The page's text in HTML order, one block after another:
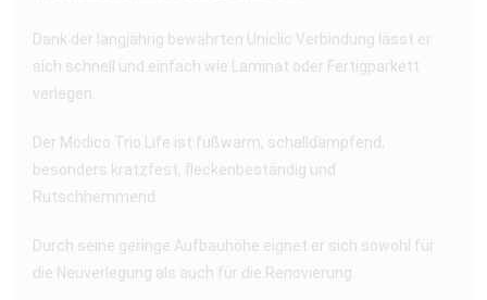
Dank der langjährig bewährten Uniclic Verbindung lässt er
sich schnell und einfach wie Laminat oder Fertigparkett
verlegen.
Der Modico Trio Life ist fußwarm, schalldämpfend,
besonders kratzfest, fleckenbeständig und
Rutschhemmend.
Durch seine geringe Aufbauhöhe eignet er sich sowohl für
die Neuverlegung als auch für die Renovierung.